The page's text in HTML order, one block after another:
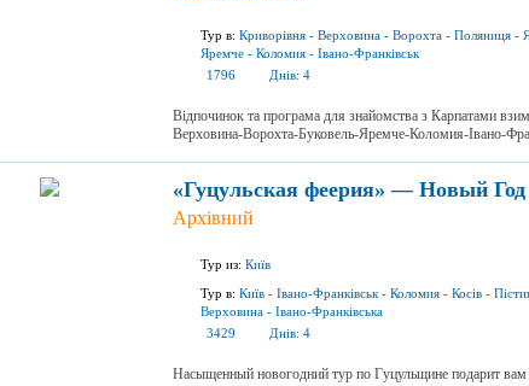
Тур в: Криворівня - Верховина - Ворохта - Поляниця -
Яремче - Коломия - Івано-Франківськ
1796
Днів: 4
Відпочинок та програма для знайомства з Карпатами
Верховина-Ворохта-Буковель-Яремче-Коломия-Івано-
«Гуцульская феерия» — Новый Год
Архівний
Тур из: Київ
Тур в: Київ - Івано-Франківськ - Коломия - Косів -
Верховина - Івано-Франківська
3429
Днів: 4
Насыщенный новогодний тур по Гуцульщине подарит вам